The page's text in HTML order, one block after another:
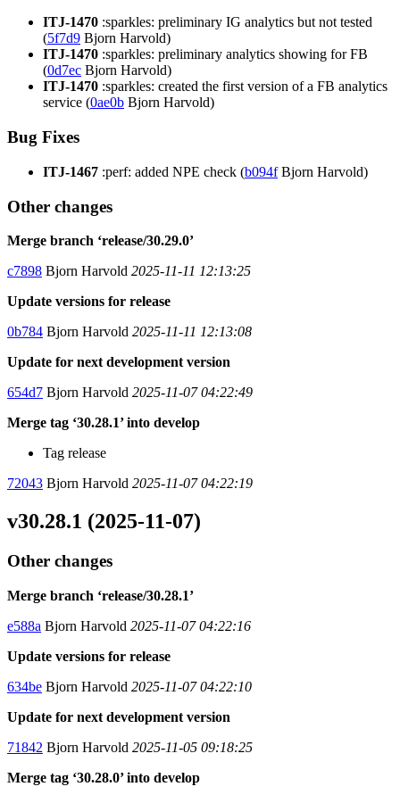
ITJ-1470 :sparkles: preliminary IG analytics but not tested
(5f7d9 Bjorn Harvold)
ITJ-1470 :sparkles: preliminary analytics showing for FB
(0d7ec Bjorn Harvold)
ITJ-1470 :sparkles: created the first version of a FB analytics
service (0ae0b Bjorn Harvold)
Bug Fixes
ITJ-1467 :perf: added NPE check (b094fBjorn Harvold)
Other changes
Merge branch ‘release/30.29.0’
c7898 Bjorn Harvold 2025-11-11 12:13:25
Update versions for release
0b784 Bjorn Harvold 2025-11-11 12:13:08
Update for next development version
654d7 Bjorn Harvold 2025-11-07 04:22:49
Merge tag ‘30.28.1’ into develop
Tag release
72043 Bjorn Harvold 2025-11-07 04:22:19
v30.28.1 (2025-11-07)
Other changes
Merge branch ‘release/30.28.1’
e588a Bjorn Harvold 2025-11-07 04:22:16
Update versions for release
634be Bjorn Harvold 2025-11-07 04:22:10
Update for next development version
71842 Bjorn Harvold 2025-11-05 09:18:25
Merge tag ‘30.28.0’ into develop